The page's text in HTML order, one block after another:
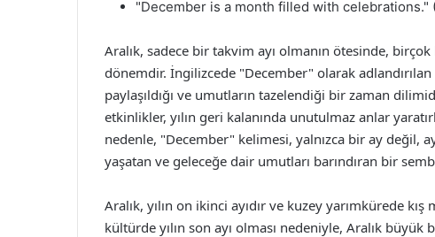
"December is a month filled with celebrations."
Aralık, sadece bir takvim ayı olmanın ötesinde,
dönemdir. İngilizcede "December" olarak
paylaşıldığı ve umutların tazelendiği bir zaman
etkinlikler, yılın geri kalanında unutulmaz anlar
nedenle, "December" kelimesi, yalnızca bir ay değil,
yaşatan ve geleceğe dair umutları barındıran bir
Aralık, yılın on ikinci ayıdır ve kuzey yarımkürede
kültürde yılın son ayı olması nedeniyle, Aralık